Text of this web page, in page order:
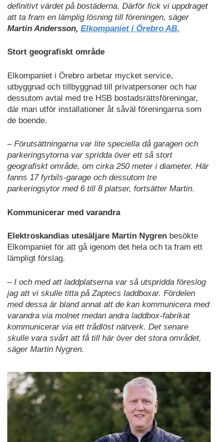
definitivt värdet på bostäderna. Därför fick vi uppdraget
att ta fram en lämplig lösning till föreningen, säger
Martin Andersson, Elkompaniet i Örebro AB.
Stort geografiskt område
Elkompaniet i Örebro arbetar mycket service,
utbyggnad och tillbyggnad till privatpersoner och har
dessutom avtal med tre HSB bostadsrättsföreningar,
där man utför installationer åt såväl föreningarna som
de boende.
– Förutsättningarna var lite speciella då garagen och
parkeringsytorna var spridda över ett så stort
geografiskt område, om cirka 250 meter i diameter. Här
fanns 17 fyrbils-garage och dessutom tre
parkeringsytor med 6 till 8 platser, fortsätter Martin.
Kommunicerar med varandra
Elektroskandias utesäljare Martin Nygren besökte
Elkompaniet för att gå igenom det hela och ta fram ett
lämpligt förslag.
– I och med att laddplatserna var så utspridda föreslog
jag att vi skulle titta på Zaptecs laddboxar. Fördelen
med dessa är bland annat att de kan kommunicera med
varandra via molnet medan andra laddbox-fabrikat
kommunicerar via ett trådlöst nätverk. Det senare
skulle vara svårt att få till här över det stora området,
säger Martin Nygren.